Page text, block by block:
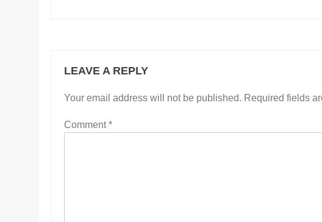
LEAVE A REPLY
Your email address will not be published. Required fields
Comment*